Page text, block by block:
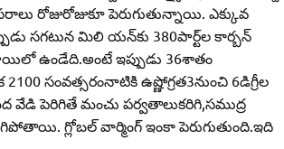
రోజురోజుకూ పెరుగుతున్నాయి. ఎక్కువ
సగటున మిలి యన్‌కు 380పార్ట్‌ల కార్బన్‌
ఉండేది.అంటే ఇప్పుడు 36శాతం
సంవత్సరంనాటికి ఉష్ణోగ్రత3నుంచి 6డిగ్రీల
పెరిగితే మంచు పర్వతాలుకరిగి,సముద్ర
గ్లోబల్‌ వార్మింగ్‌ ఇంకా పెరుగుతుంది.ఇది